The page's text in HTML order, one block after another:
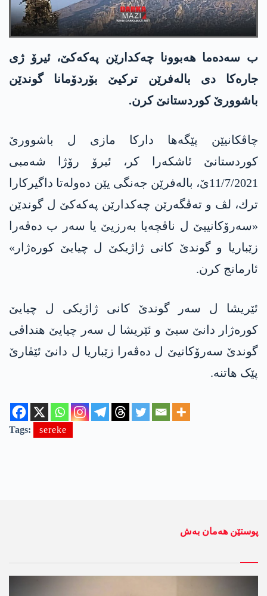
ب سەدەما هەبوونا چه‌كدارێن په‌كه‌كێ، ئیرۆ ژی
جاره‌كا دی بالەفرێن ترکیێ بۆردۆمانا گوندێن
باشوورێ كوردستانێ کرن.
چاڤكانیێن پێگه‌ها داركا مازی ل باشوورێ
كوردستانێ ئا‌شكه‌را‌ كر، ئیرۆ رۆژا شەمبی
11/7/2021ێ، بالە‌فرێن جه‌نگی یێن ده‌وله‌تا داگیرکارا
ترك، لڤ و ته‌ڤگه‌رێن چه‌كدارێن په‌كه‌كێ ل گوندێن
«سەرۆکانییێ ل ناڤچەیا بەرزیێ یا سەر ب دەڤەرا
زێباریا و گوندێ کانی ژاژیکێ ل چیایێ کورەژار»
ئارمانج كرن.
ئێریشا ل سەر گوندێ کانی ژاژیکی ل چیایێ
کورەژار دانێ سبێ و ئێریشا ل سەر چیایێ هنداڤی
گوندێ سەرۆکانیێ ل دەڤەرا زێباریا ل دانێ ئێڤارێ
پێک هاتنە.
Tags: sereke
پوستێن ھەمان بەش